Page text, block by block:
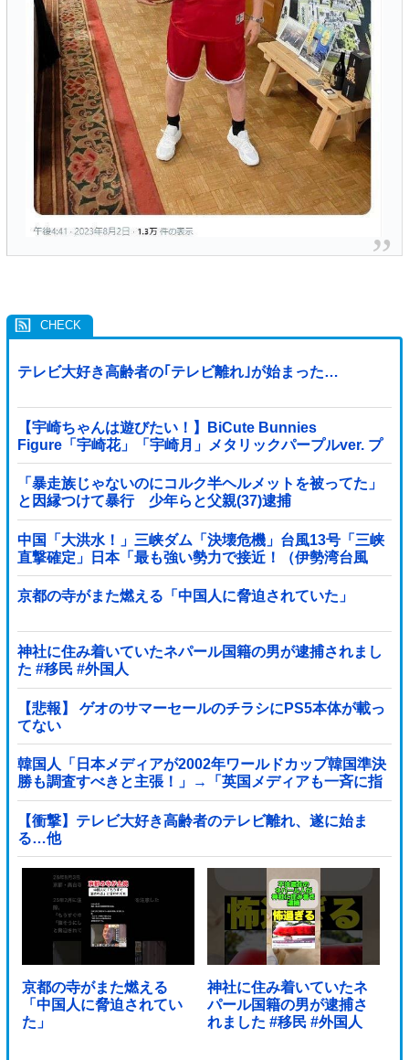
テレビ大好き高齢者の｢テレビ離れ｣が始まった…
【宇崎ちゃんは遊びたい！】BiCute Bunnies
Figure「宇崎花」「宇崎月」メタリックパープルver. プ
ライズフィギュア【ラウンドワン限定で展開決定】
「暴走族じゃないのにコルク半ヘルメットを被ってた」
と因縁つけて暴行 少年らと父親(37)逮捕
中国「大洪水！」三峡ダム「決壊危機」台風13号「三峡
直撃確定」日本「最も強い勢力で接近！（伊勢湾台風
級」台風13号と15号「中国本土でぶつかり合...
京都の寺がまた燃える「中国人に脅迫されていた」
神社に住み着いていたネパール国籍の男が逮捕されまし
た #移民 #外国人
【悲報】 ゲオのサマーセールのチラシにPS5本体が載っ
てない
韓国人「日本メディアが2002年ワールドカップ韓国準決
勝も調査すべきと主張！」→「英国メディアも一斉に指
摘‥」
【衝撃】テレビ大好き高齢者のテレビ離れ、遂に始ま
る…他
京都の寺がまた燃える
「中国人に脅迫されてい
た」
神社に住み着いていたネ
パール国籍の男が逮捕さ
れました #移民 #外国人